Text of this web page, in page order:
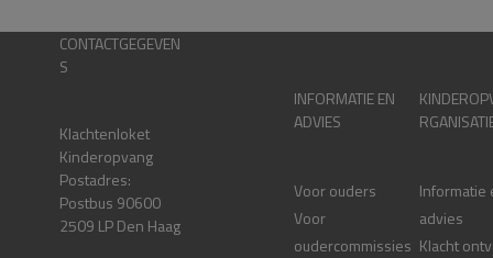
CONTACTGEGEVEN
S
Klachtenloket
Kinderopvang
Postadres:
Postbus 90600
2509 LP Den Haag
INFORMATIE EN
ADVIES
Voor ouders
Voor
oudercommissies
Informatie
advies
Klacht